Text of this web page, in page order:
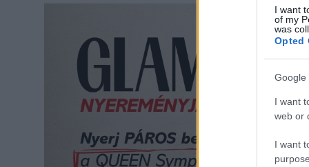
I want
of my
was
Opted
Google
I want
web or
I want